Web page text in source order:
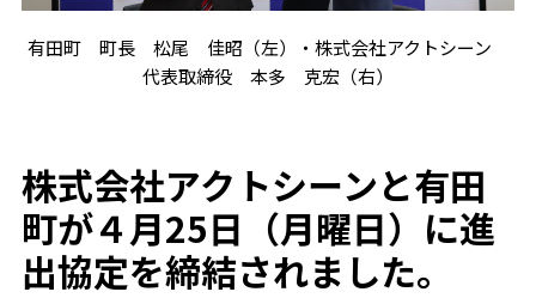
有田町 町長 松尾 佳昭（左）・株式会社アクトシーン
代表取締役 本多 克宏（右）
株式会社アクトシーンと有田
町が４月25日（月曜日）に進
出協定を締結されました。